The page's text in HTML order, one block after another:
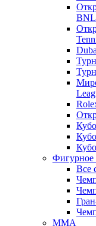
BNL
Фигурное
Все
MMA